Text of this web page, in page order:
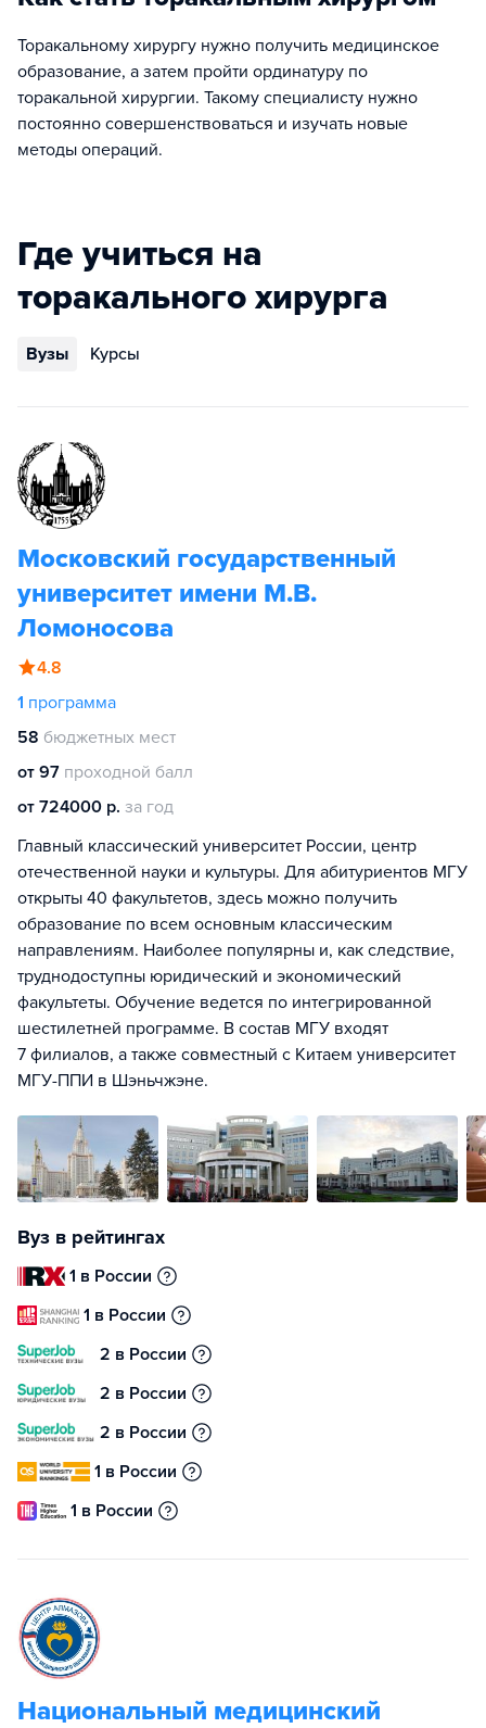
Торакальному хирургу нужно получить медицинское
образование, а затем пройти ординатуру по
торакальной хирургии. Такому специалисту нужно
постоянно совершенствоваться и изучать новые
методы операций.
Где учиться на
торакального хирурга
Вузы Курсы
Московский государственный
университет имени М.В.
Ломоносова
4.8
1 программа
58 бюджетных мест
от 97 проходной балл
от 724000 р. за год
Главный классический университет России, центр
отечественной науки и культуры. Для абитуриентов МГУ
открыты 40 факультетов, здесь можно получить
образование по всем основным классическим
направлениям. Наиболее популярны и, как следствие,
труднодоступны юридический и экономический
факультеты. Обучение ведется по интегрированной
шестилетней программе. В состав МГУ входят
7 филиалов, а также совместный с Китаем университет
МГУ-ППИ в Шэньчжэне.
Вуз в рейтингах
1 в России
1 в России
2 в России
2 в России
2 в России
1 в России
1 в России
Национальный медицинский